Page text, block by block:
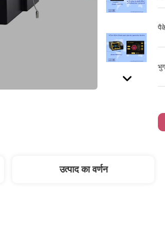
उत्पाद का वर्णन